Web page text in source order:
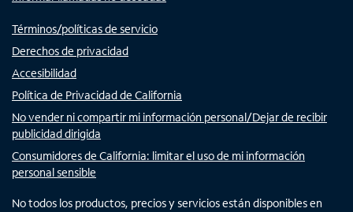
Términos/políticas de servicio
Derechos de privacidad
Accesibilidad
Política de Privacidad de California
No vender ni compartir mi información personal/Dejar de recibir
publicidad dirigida
Consumidores de California: limitar el uso de mi información
personal sensible
No todos los productos, precios y servicios están disponibles en